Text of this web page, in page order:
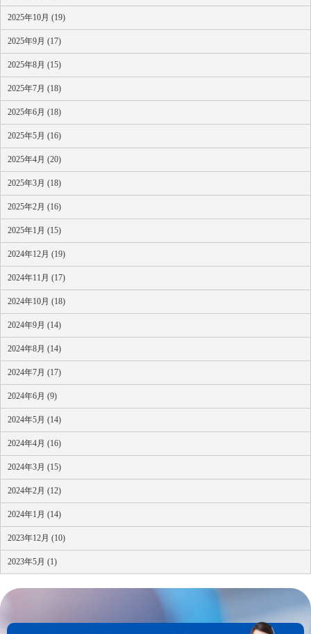
2025年10月 (19)
2025年9月 (17)
2025年8月 (15)
2025年7月 (18)
2025年6月 (18)
2025年5月 (16)
2025年4月 (20)
2025年3月 (18)
2025年2月 (16)
2025年1月 (15)
2024年12月 (19)
2024年11月 (17)
2024年10月 (18)
2024年9月 (14)
2024年8月 (14)
2024年7月 (17)
2024年6月 (9)
2024年5月 (14)
2024年4月 (16)
2024年3月 (15)
2024年2月 (12)
2024年1月 (14)
2023年12月 (10)
2023年5月 (1)